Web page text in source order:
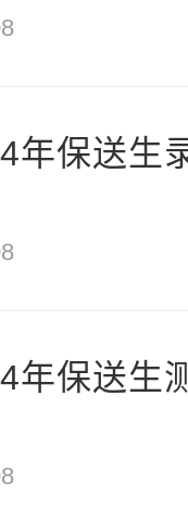
年保送生
年保送生